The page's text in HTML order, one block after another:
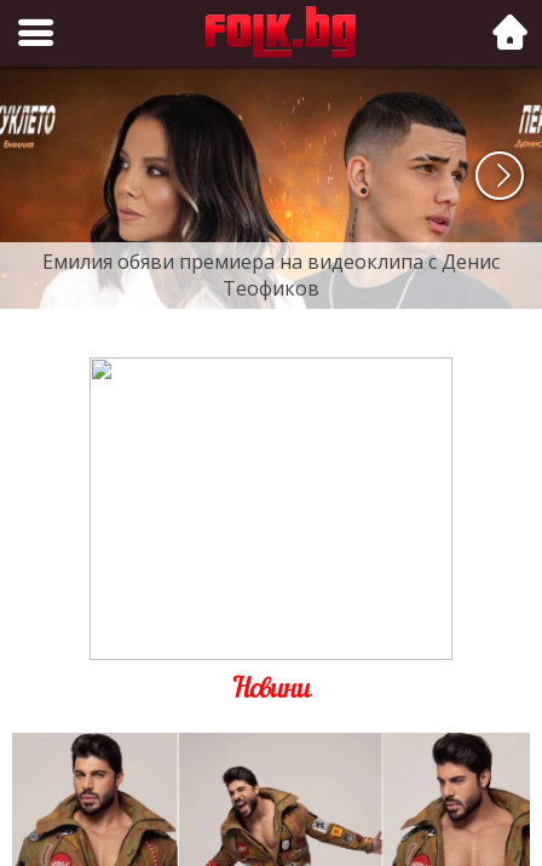
Folk.bg
Емилия обяви премиера на видеоклипа с Денис
Теофиков
Новини